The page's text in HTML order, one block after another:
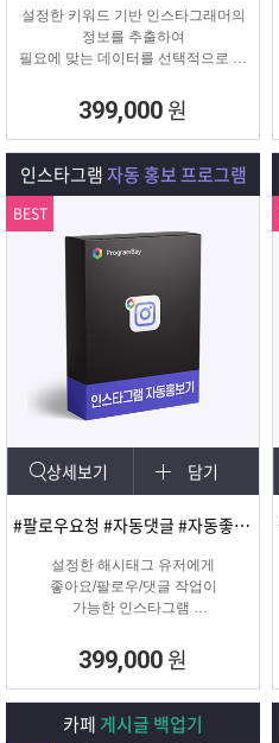
설정한 키워드 기반 인스타그래머의
정보를 추출하여
필요에 맞는 데이터를 선택적으로 수
399,000 원
인스타그램자동 홍보 프로그램
상세보기 담기
#팔로우요청 #자동댓글 #자동좋아요 #SNS마케팅
설정한 해시태그 유저에게
좋아요/팔로우/댓글 작업이
가능한 인스타그램
399,000 원
BEST
카페 게시글 백업기